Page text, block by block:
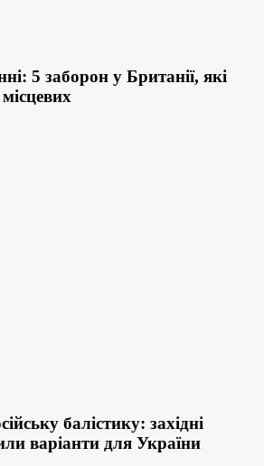
5 заборон у Британії, які
балістику: західні
варіанти для України